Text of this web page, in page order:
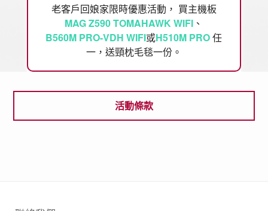
老客戶回娘家限時優惠活動， 買主機板
MAG Z590 TOMAHAWK WIFI 、
B560M PRO-VDH WIFI或H510M PRO任
一，送頸枕毛毯一份。
活動條款